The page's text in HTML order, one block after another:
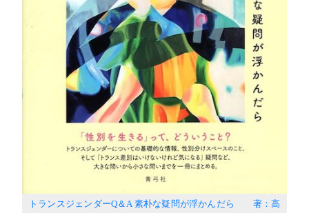
トランスジェンダーQ＆A 素朴な疑問が浮かんだら 著：高